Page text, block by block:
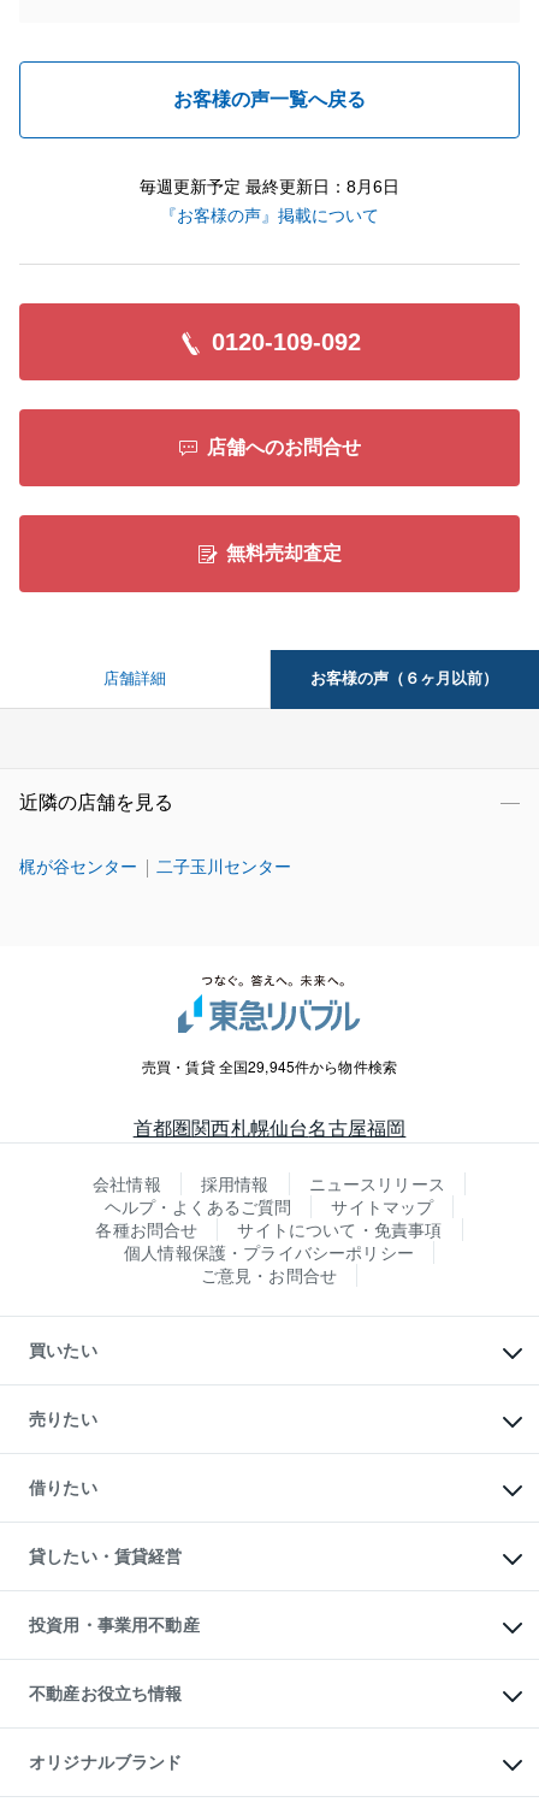
お客様の声一覧へ戻る
毎週更新予定 最終更新日：8月6日
『お客様の声』掲載について
0120-109-092
店舗へのお問合せ
無料売却査定
店舗詳細 お客様の声（６ヶ月以前）
近隣の店舗を見る
梶が谷センター 二子玉川センター
売買・賃貸 全国29,945件から物件検索
首都圏関西札幌仙台名古屋福岡
会社情報 採用情報
ニュースリリース
ヘルプ・よくあるご質問
サイトマップ
各種お問合せ
サイトについて・免責事項
個人情報保護・プライバシーポリシー
ご意見・お問合せ
買いたい
新築・分譲マンションの購入
中古マンションの購入
一戸建ての購入
中古一戸建ての購入
不動産購入の流れ
注目キーワード物件特集
購入ガイド
English 繁体中文簡体中文
売りたい
一戸建ての売却・査定
土地の売却・査定
スピードAI査定
不動産査定について
不動産売却の流れ
不動産買換えの流れ
売却ガイド
借りたい
オフィス・店舗の賃貸
借りるときの流れ
借りるガイド
貸したい・賃貸経営
マンション賃料データ
賃貸管理プラン
リロケーションについて
貸すガイド
投資用・事業用不動産
事業用不動産
マンション投資
投資用マンション
アパート経営
不動産お役立ち情報
マンションライブラリー
人気マンションランキング
暮らしに役立つ不動産メディア
オリジナルブランド